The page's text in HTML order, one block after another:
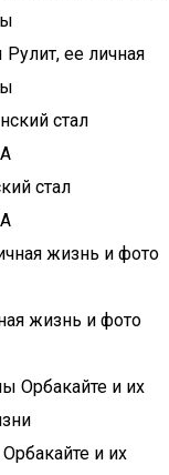
ее личная
стал
жизнь и фото
и их